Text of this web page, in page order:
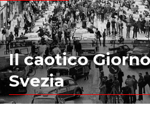
Il caotico
Svezia